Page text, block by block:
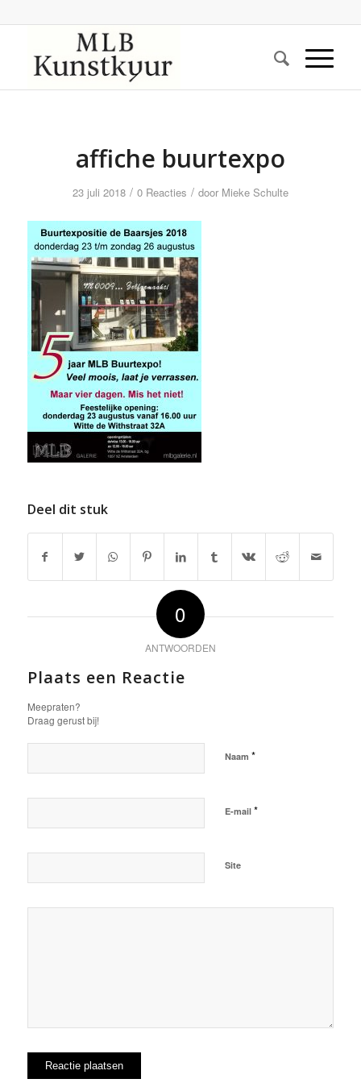
affiche buurtexpo
23 juli 2018 / 0 Reacties / door Mieke Schulte
Deel dit stuk
0
ANTWOORDEN
Plaats een Reactie
Meepraten?
Draag gerust bij!
Naam *
E-mail *
Site